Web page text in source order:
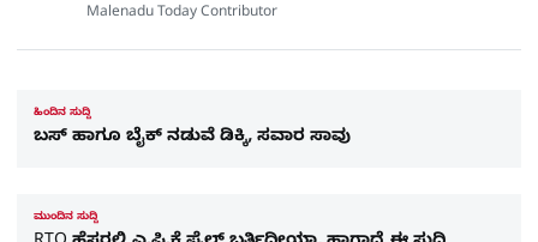
Malenadu Today Contributor
ಹಿಂದಿನ ಸುದ್ದಿ
ಬಸ್​ ಹಾಗೂ ಬೈಕ್​​ ನಡುವೆ ಡಿಕ್ಕಿ, ಸವಾರ ಸಾವು
ಮುಂದಿನ ಸುದ್ದಿ